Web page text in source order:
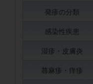
発疹の分類
感染性疾患
湿疹・皮膚炎
蕁麻疹・痒疹